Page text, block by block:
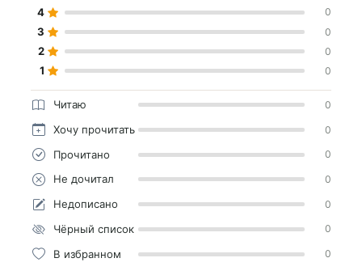
4 0
3 0
2 0
1 0
Читаю 0
Хочу прочитать 0
Прочитано 0
Не дочитал 0
Недописано 0
Чёрный список 0
В избранном 0